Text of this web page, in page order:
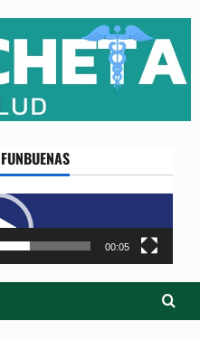
00:05